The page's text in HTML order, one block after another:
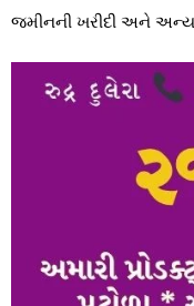
જમીનની ખરીદી અને અન્ય